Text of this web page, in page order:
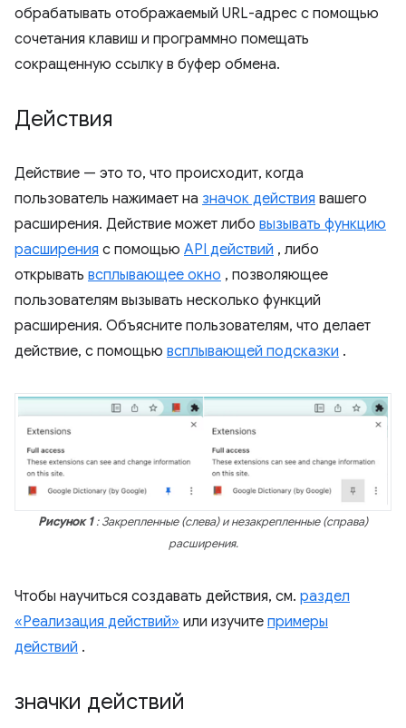
обрабатывать отображаемый URL-адрес с помощью
сочетания клавиш и программно помещать
сокращенную ссылку в буфер обмена.
Действия
Действие — это то, что происходит, когда
пользователь нажимает на значок действия вашего
расширения. Действие может либо вызывать функцию
расширения с помощью API действий , либо
открывать всплывающее окно , позволяющее
пользователям вызывать несколько функций
расширения. Объясните пользователям, что делает
действие, с помощью всплывающей подсказки .
Рисунок 1: Закрепленные (слева) и незакрепленные (справа)
расширения.
Чтобы научиться создавать действия, см. раздел
«Реализация действий» или изучите примеры
действий .
значки действий